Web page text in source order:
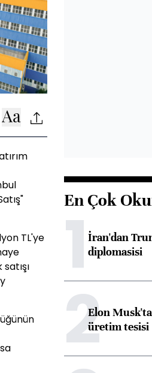
TL'ye
En Çok
1İran'dan
diplomasisi
2
Elon
üretim tesisi